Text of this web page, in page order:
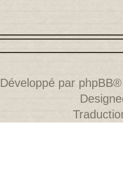
Développé par phpBB®